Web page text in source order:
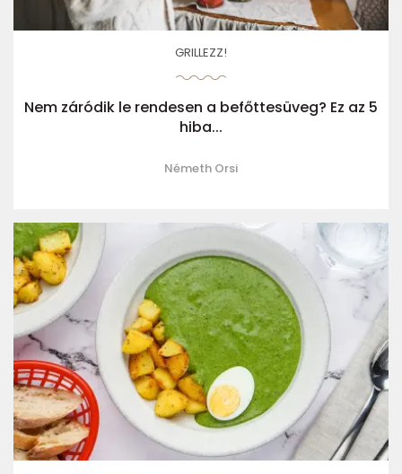
GRILLEZZ!
Nem záródik le rendesen a befőttesüveg? Ez az 5
hiba...
Németh Orsi